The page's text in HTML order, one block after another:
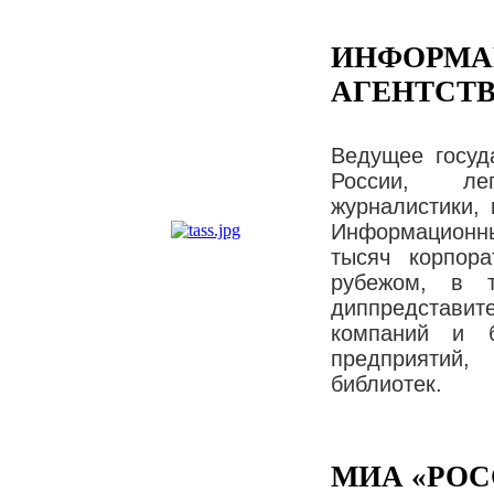
Ведущее
России,
журналистики,
тысяч
рубежом, в
компаний и
библиотек.
МИА